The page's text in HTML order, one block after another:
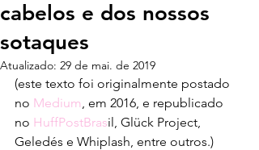
cabelos e dos nossos
sotaques
Atualizado: 29 de mai. de 2019
(este texto foi originalmente postado
no Medium, em 2016, e republicado
no HuffPostBrasil, Glück Project,
Geledés e Whiplash, entre outros.)